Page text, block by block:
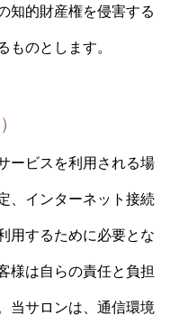
知的財産権を侵害する
ものとします。
ービスを利用される場
、インターネット接続
用するために必要とな
様は自らの責任と負担
当サロンは、通信環境